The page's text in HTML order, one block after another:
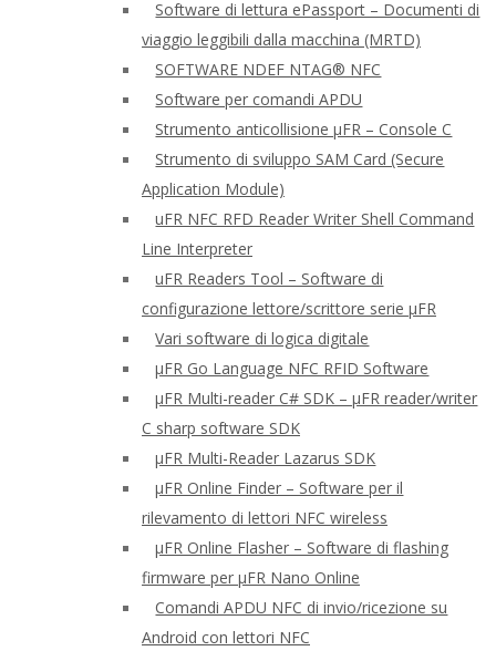
Software di lettura ePassport – Documenti di
viaggio leggibili dalla macchina (MRTD)
SOFTWARE NDEF NTAG® NFC
Software per comandi APDU
Strumento anticollisione μFR – Console C
Strumento di sviluppo SAM Card (Secure
Application Module)
uFR NFC RFD Reader Writer Shell Command
Line Interpreter
uFR Readers Tool – Software di
configurazione lettore/scrittore serie μFR
Vari software di logica digitale
μFR Go Language NFC RFID Software
μFR Multi-reader C# SDK – μFR reader/writer
C sharp software SDK
μFR Multi-Reader Lazarus SDK
μFR Online Finder – Software per il
rilevamento di lettori NFC wireless
μFR Online Flasher – Software di flashing
firmware per μFR Nano Online
Comandi APDU NFC di invio/ricezione su
Android con lettori NFC